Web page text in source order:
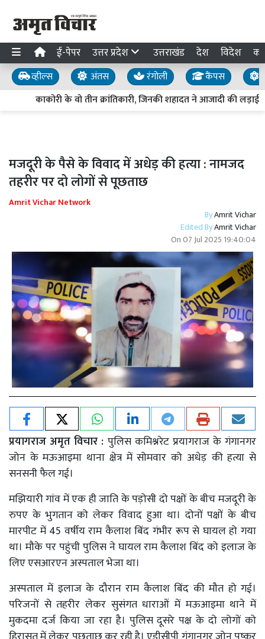
ई-पेपर उत्तर प्रदेश उत्तराखंड देश विदेश
व्हील्स अंतस रंगोली कैंपस
काकोरी के वो तीन क्रांतिकारी, जिनकी शहादत ने आजादी की लड़ाई
मजदूरी के पैसे के विवाद में अधेड़ की हत्या : नामजद
तहरीर पर दो लोगों से पूछताछ
Amrit Vichar Network
ByAmrit Vichar
Edited ByAmrit Vichar
On07 Jul 2025 19:40:04
प्रयागराज अमृत विचार : पुलिस कमिश्नरेट प्रयागराज के गंगानगर
जोन के मऊआइमा थाना क्षेत्र में सोमवार को अधेड़ की हत्या से
सनसनी फैल गई।
मझियारी गांव में एक ही जाति के पड़ोसी दो पक्षों के बीच मजदूरी के
रुपए के भुगतान को लेकर विवाद हुआ था। दोनों पक्षों के बीच
मारपीट में 45 वर्षीय राम कैलाश बिंद गंभीर रूप से घायल हो गया
था। मौके पर पहुंची पुलिस ने घायल राम कैलाश बिंद को इलाज के
लिए एसआरएन अस्पताल भेजा था।
अस्पताल में इलाज के दौरान राम कैलाश बिंद की मौत हो गई।
परिजनों से तहरीर लेकर सुसंगत धाराओं में मऊआइमा थाने में
मुकदमा दर्ज किया जा रहा है। पुलिस दूसरे पक्ष के दो लोगों को